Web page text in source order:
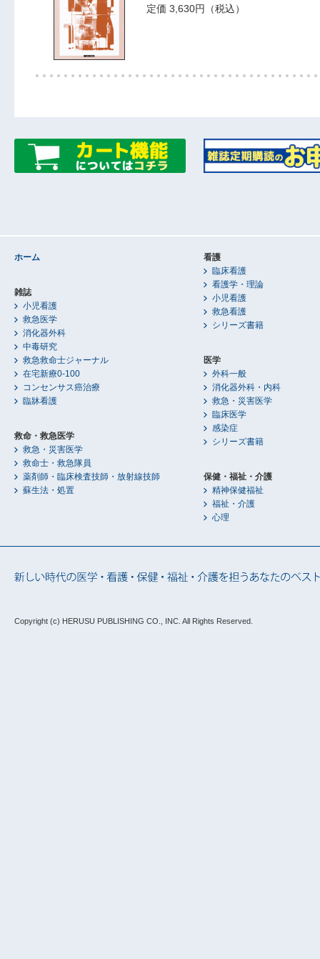
定価 3,630円（税込）
ホーム
雑誌
小児看護
救急医学
消化器外科
中毒研究
救急救命士ジャーナル
在宅新療0-100
コンセンサス癌治療
臨牀看護
救命・救急医学
救急・災害医学
救命士・救急隊員
薬剤師・臨床検査技師・放射線技師
蘇生法・処置
看護
臨床看護
看護学・理論
小児看護
救急看護
シリーズ書籍
医学
外科一般
消化器外科・内科
救急・災害医学
臨床医学
感染症
シリーズ書籍
保健・福祉・介護
精神保健福祉
福祉・介護
心理
Copyright (c) HERUSU PUBLISHING CO., INC. All Rights Reserved.